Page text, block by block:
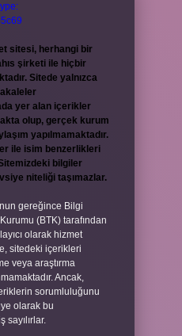
sitesi, herhangi bir
şirketi ile hiçbir
Sitede yalnızca
yer alan içerikler
olup, gerçek kurum
yapılmamaktadır.
ile isim benzerlikleri
bilgiler
niteliği taşımazlar.
gereğince Bilgi
(BTK) tarafından
olarak hizmet
sitedeki içerikleri
veya araştırma
Ancak,
sorumluluğunu
olarak bu
sayılırlar.